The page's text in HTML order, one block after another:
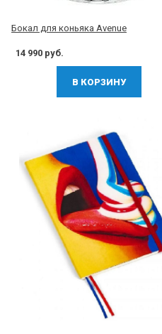
Бокал для коньяка Avenue
14 990 руб.
В КОРЗИНУ